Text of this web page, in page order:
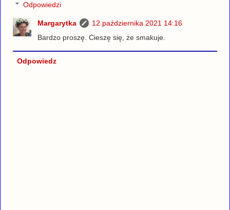
Odpowiedzi
Margarytka
12 października 2021 14:16
Bardzo proszę. Cieszę się, że smakuje.
Odpowiedz